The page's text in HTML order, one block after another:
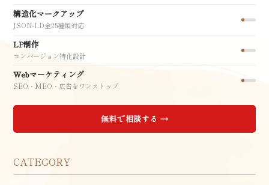
構造化マークアップ
JSON-LD全25種類対応
LP制作
コンバージョン特化設計
Webマーケティング
SEO・MEO・広告をワンストップ
無料で相談する →
CATEGORY